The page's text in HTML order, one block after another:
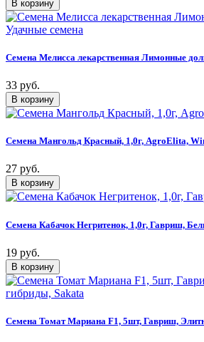
Семена Мелисса лекарственная Лимонные
33 руб.
Семена Мангольд Красный, 1,0г, AgroElita,
27 руб.
Семена Кабачок Негритенок, 1,0г, Гавриш,
19 руб.
Семена Томат Мариана F1, 5шт, Гавриш,